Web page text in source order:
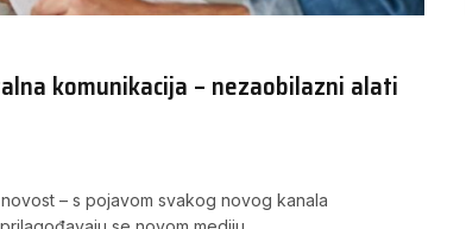
komunikacija – nezaobilazni alati
– s pojavom svakog novog kanala